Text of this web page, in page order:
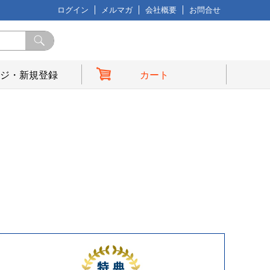
ログイン メルマガ 会社概要 お問合せ
・新規登録 カート